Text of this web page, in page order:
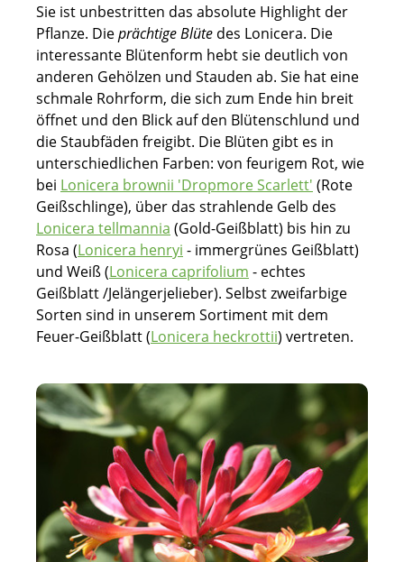
Sie ist unbestritten das absolute Highlight der
Pflanze. Dieprächtige Blüte des Lonicera. Die
interessante Blütenform hebt sie deutlich von
anderen Gehölzen und Stauden ab. Sie hat eine
schmale Rohrform, die sich zum Ende hin breit
öffnet und den Blick auf den Blütenschlund und
die Staubfäden freigibt. Die Blüten gibt es in
unterschiedlichen Farben: von feurigem Rot, wie
bei Lonicera brownii 'Dropmore Scarlett' (Rote
Geißschlinge), über das strahlende Gelb des
Lonicera tellmannia (Gold-Geißblatt) bis hin zu
Rosa (Lonicera henryi - immergrünes Geißblatt)
und Weiß (Lonicera caprifolium - echtes
Geißblatt /Jelängerjelieber). Selbst zweifarbige
Sorten sind in unserem Sortiment mit dem
Feuer-Geißblatt (Lonicera heckrottii) vertreten.